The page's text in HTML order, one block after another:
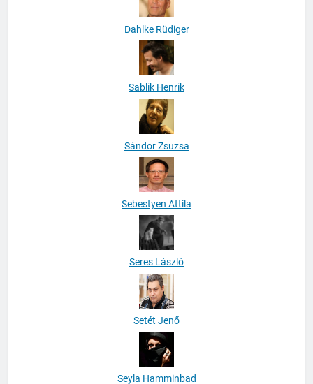
Dahlke Rüdiger
Sablik Henrik
Sándor Zsuzsa
Sebestyen Attila
Seres László
Setét Jenő